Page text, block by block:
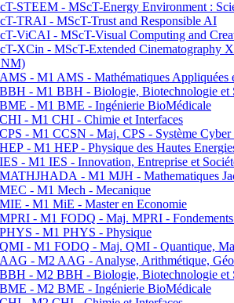
STEEM - MScT-Energy Environment :
TRAI - MScT-Trust and Responsible AI
ViCAI - MScT-Visual Computing and
XCin - MScT-Extended Cinematography
- M1 AMS - Mathématiques Appliquées
- M1 BBH - Biologie, Biotechnologie et
- M1 BME - Ingénierie BioMédicale
- M1 CHI - Chimie et Interfaces
- M1 CCSN - Maj. CPS - Système Cyber
- M1 HEP - Physique des Hautes
- M1 IES - Innovation, Entreprise et
- M1 MJH - Mathematiques
- M1 Mech - Mecanique
- M1 MiE - Master en Economie
- M1 FODQ - Maj. MPRI -
- M1 PHYS - Physique
- M1 FODQ - Maj. QMI - Quantique,
- M2 AAG - Analyse, Arithmétique,
- M2 BBH - Biologie, Biotechnologie et
- M2 BME - Ingénierie BioMédicale